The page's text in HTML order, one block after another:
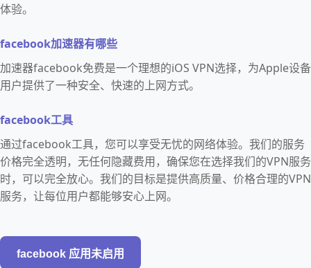
体验。
facebook加速器有哪些
加速器facebook免费是一个理想的iOS VPN选择，为Apple设备
用户提供了一种安全、快速的上网方式。
facebook工具
通过facebook工具，您可以享受无忧的网络体验。我们的服务
价格完全透明，无任何隐藏费用，确保您在选择我们的VPN服务
时，可以完全放心。我们的目标是提供高质量、价格合理的VPN
服务，让每位用户都能够安心上网。
facebook 应用未启用